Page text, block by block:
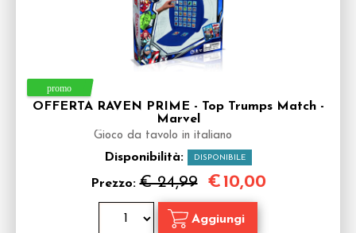
OFFERTA RAVEN PRIME - Top Trumps Match -
Marvel
Gioco da tavolo in italiano
Disponibilità: DISPONIBILE
Prezzo:€ 24,99 €10,00